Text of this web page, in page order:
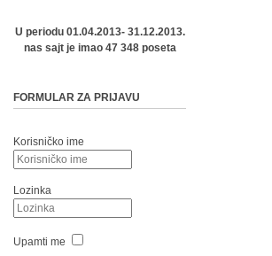
U periodu 01.04.2013- 31.12.2013.
nas sajt je imao 47 348 poseta
FORMULAR ZA PRIJAVU
Korisničko ime
Lozinka
Upamti me